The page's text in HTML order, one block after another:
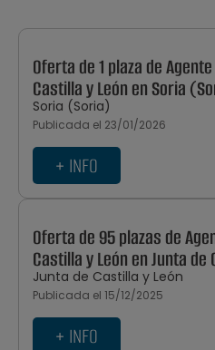
Oferta de 1 plaza de
Castilla y León en Soria
Soria (Soria)
Publicada el 23/01/2026
+ INFO
Oferta de 95 plazas de
Castilla y León en Junta de
Junta de Castilla y León
Publicada el 15/12/2025
+ INFO